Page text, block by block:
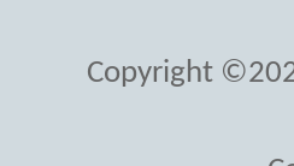
Copyright